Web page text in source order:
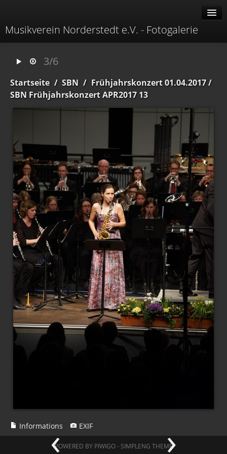
Musikverein Norderstedt e.V. - Fotogalerie
Menü
Identifikation
3/6
Startseite / SBN / Frühjahrskonzert 01.04.2017/
SBN Frühjahrskonzert APR2017 13
‹ ›
Informations EXIF
POWERED BY PIWIGO- SIMPLENG THEME